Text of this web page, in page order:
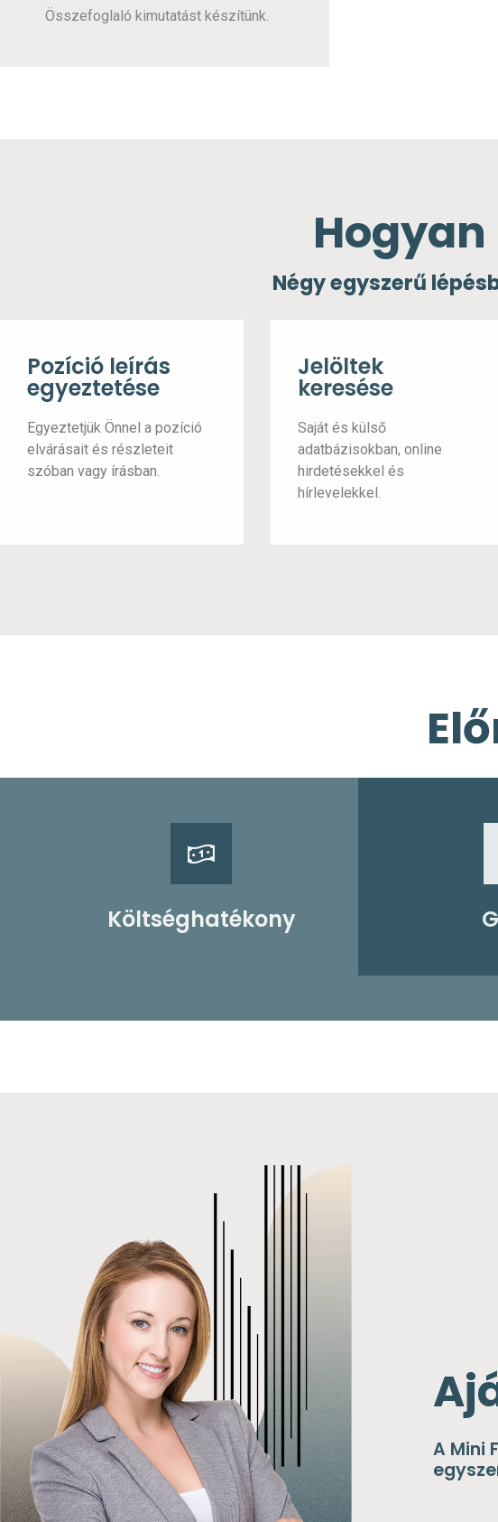
Összefoglaló kimutatást készítünk.
Négy egyszerű
Pozíció leírás
egyeztetése
Egyeztetjük Önnel a pozíció
elvárásait és részleteit
szóban vagy írásban.
Jelöltek
keresése
Saját és külső
adatbázisokban, online
hirdetésekkel és
hírlevelekkel.
Költséghatékony
A Mini